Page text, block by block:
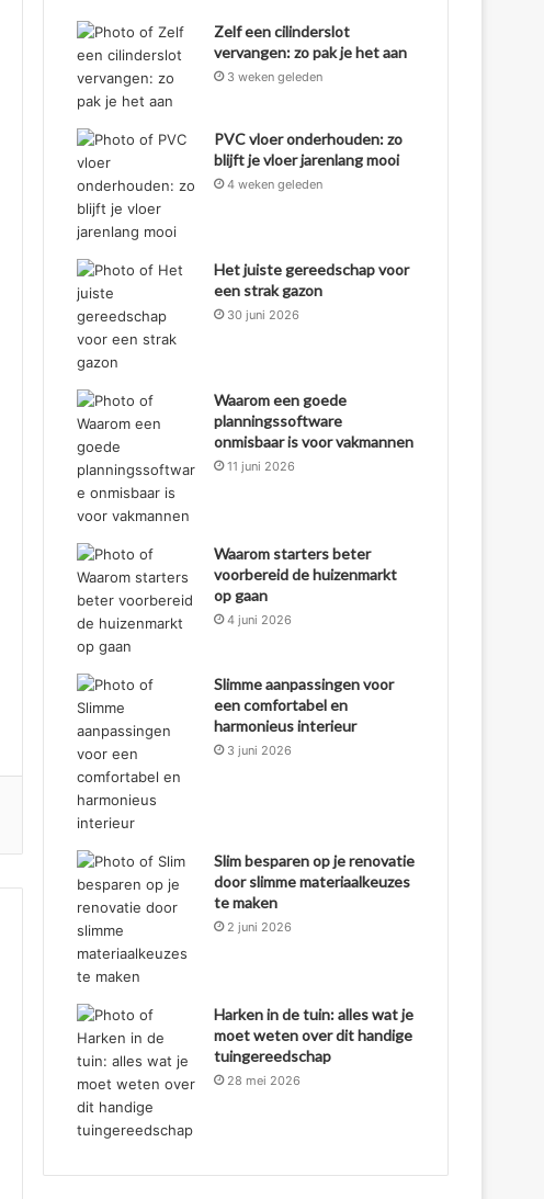
Zelf een cilinderslot
vervangen: zo pak je het aan
3 weken geleden
PVC vloer onderhouden: zo
blijft je vloer jarenlang mooi
4 weken geleden
Het juiste gereedschap voor
een strak gazon
30 juni 2026
Waarom een goede
planningssoftware
onmisbaar is voor vakmannen
11 juni 2026
Waarom starters beter
voorbereid de huizenmarkt
op gaan
4 juni 2026
Slimme aanpassingen voor
een comfortabel en
harmonieus interieur
3 juni 2026
Slim besparen op je renovatie
door slimme materiaalkeuzes
te maken
2 juni 2026
Harken in de tuin: alles wat je
moet weten over dit handige
tuingereedschap
28 mei 2026